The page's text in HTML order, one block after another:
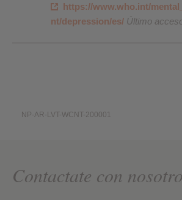
https://www.who.int/
nt/depression/es/ Último
NP-AR-LVT-WCNT-200001
Contactate con